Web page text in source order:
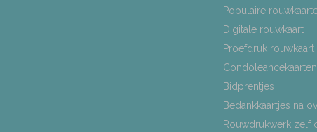
Populaire
Digitale rouwkaart
Proefdruk rouwkaart
Condoleancekaarten
Bidprentjes
Bedankkaartjes na
Rouwdrukwerk zelf